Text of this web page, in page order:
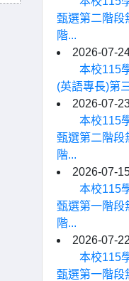
甄選第二階段
階...
2026-07-
本校115
(英語專長)第
2026-07-
本校115
甄選第二階段
階...
2026-07-
本校115
甄選第一階段
階...
2026-07-22
本校115
甄選第一階段